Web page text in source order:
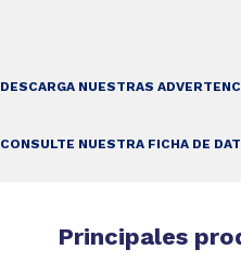
DESCARGA NUESTRAS
CONSULTE NUESTRA FICHA DE
Principales